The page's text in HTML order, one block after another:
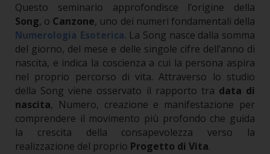
Questo seminario approfondisce l’origine della
Song, o Canzone, uno dei numeri fondamentali della
Numerologia Esoterica. La Song nasce dalla somma
del giorno, del mese e delle singole cifre dell’anno di
nascita, e indica la coscienza a cui la persona aspira
nel proprio percorso di vita.Attraverso lo studio
della Song viene osservato il rapporto tra data di
nascita, Numero, creazione e manifestazione per
comprendere il movimento più profondo che guida
la crescita della consapevolezza verso la
realizzazione del proprio Progetto di Vita.